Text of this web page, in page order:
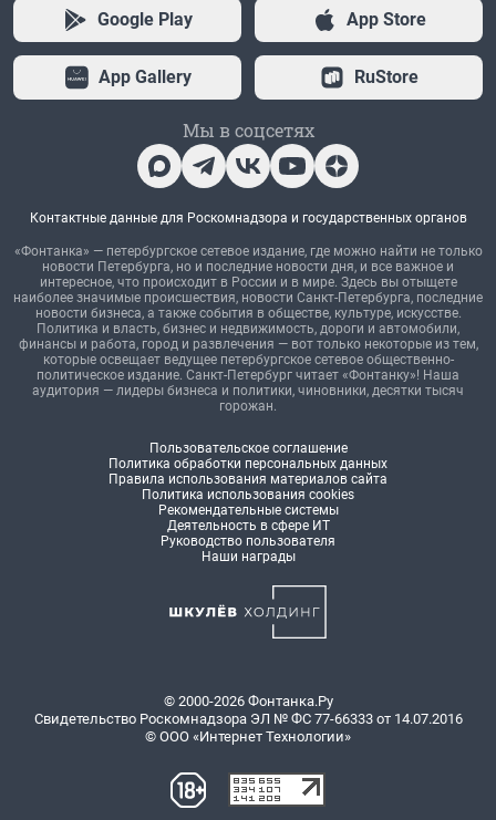
Google Play App Store
App Gallery RuStore
Мы в соцсетях
Контактные данные для Роскомнадзора и государственных органов
«Фонтанка» — петербургское сетевое издание, где можно найти не только
новости Петербурга, но и последние новости дня, и все важное и
интересное, что происходит в России и в мире. Здесь вы отыщете
наиболее значимые происшествия, новости Санкт-Петербурга, последние
новости бизнеса, а также события в обществе, культуре, искусстве.
Политика и власть, бизнес и недвижимость, дороги и автомобили,
финансы и работа, город и развлечения — вот только некоторые из тем,
которые освещает ведущее петербургское сетевое общественно-
политическое издание. Санкт-Петербург читает «Фонтанку»! Наша
аудитория — лидеры бизнеса и политики, чиновники, десятки тысяч
горожан.
Пользовательское соглашение
Политика обработки персональных данных
Правила использования материалов сайта
Политика использования cookies
Рекомендательные системы
Деятельность в сфере ИТ
Руководство пользователя
Наши награды
© 2000-2026 Фонтанка.Ру
Свидетельство Роскомнадзора ЭЛ № ФС 77-66333 от 14.07.2016
© ООО «Интернет Технологии»